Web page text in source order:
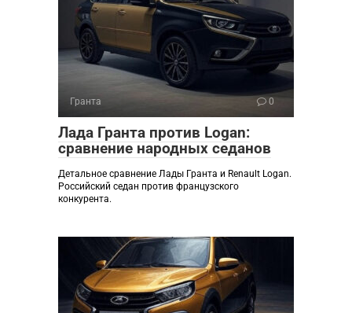
Гранта 0
Лада Гранта против Logan:
сравнение народных седанов
Детальное сравнение Лады Гранта и Renault Logan.
Российский седан против французского
конкурента.